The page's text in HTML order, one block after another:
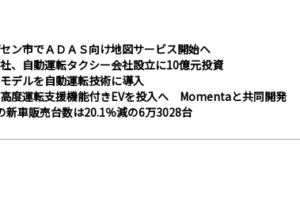
ン市でＡＤＡＳ向け地図サービス開始へ
、自動運転タクシー会社設立に10億元投資
デルを自動運転技術に導入
度運転支援機能付きEVを投入へ Momentaと共同開発
新車販売台数は20.1％減の6万3028台